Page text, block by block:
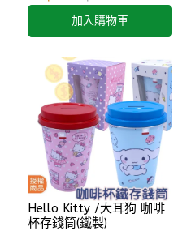
加入購物車
Hello Kitty /大耳狗 咖啡
杯存錢筒(鐵製)